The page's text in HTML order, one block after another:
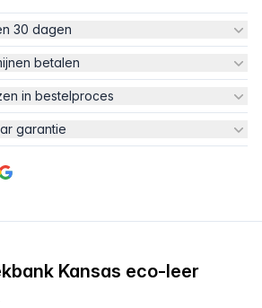
30 dagen
betalen
in bestelproces
garantie
Kansas eco-leer